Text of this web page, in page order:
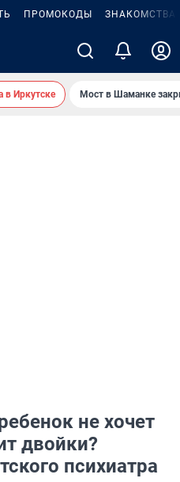
ПРОМОКОДЫ ЗНАКОМСТВА
в Иркутске Мост в Шаманке
не хочет
двойки?
психиатра